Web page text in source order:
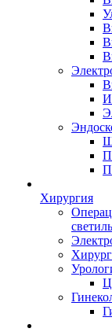
Хирургия